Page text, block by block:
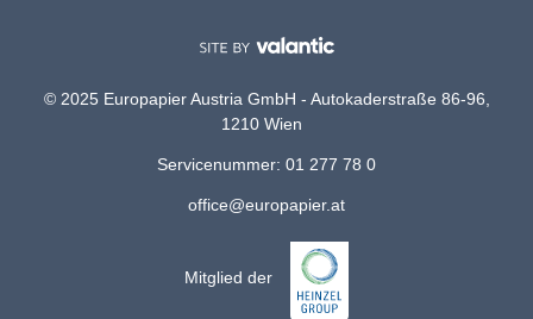
© 2025 Europapier Austria GmbH - Autokaderstraße 86-96,
1210 Wien
Servicenummer: 01 277 78 0
office@europapier.at
Mitglied der